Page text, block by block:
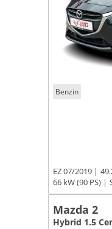
Benzin
EZ 07/2019
66 kW (90 PS)
Mazda 2
Hybrid 1.5